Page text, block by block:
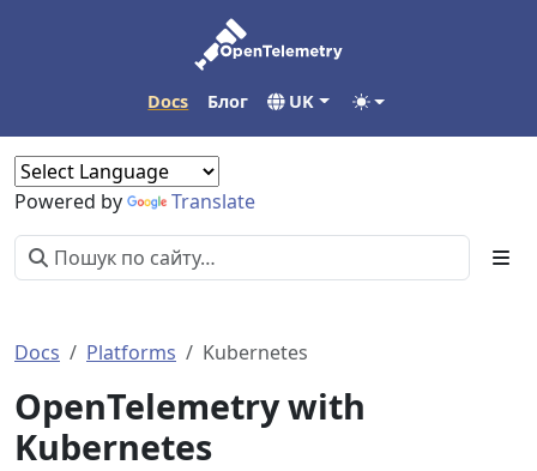
Docs Блог UK
Powered by Translate
Docs Platforms Kubernetes
OpenTelemetry with
Kubernetes